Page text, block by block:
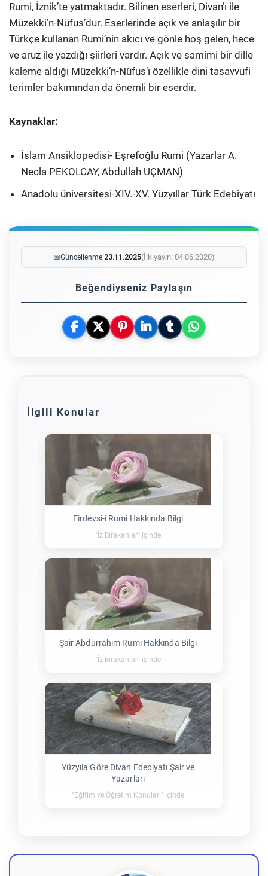
Rumi, İznik’te yatmaktadır. Bilinen eserleri, Divan’ı ile
Müzekki’n-Nüfus’dur. Eserlerinde açık ve anlaşılır bir
Türkçe kullanan Rumi’nin akıcı ve gönle hoş gelen, hece
ve aruz ile yazdığı şiirleri vardır. Açık ve samimi bir dille
kaleme aldığı Müzekki’n-Nüfus’ı özellikle dini tasavvufi
terimler bakımından da önemli bir eserdir.
Kaynaklar:
İslam Ansiklopedisi- Eşrefoğlu Rumi (Yazarlar A.
Necla PEKOLCAY, Abdullah UÇMAN)
Anadolu üniversitesi-XIV.-XV. Yüzyıllar Türk Edebiyatı
📅Güncellenme:23.11.2025(İlk yayın: 04.06.2020)
Beğendiyseniz Paylaşın
İlgili Konular
Firdevsi-i Rumi Hakkında Bilgi
"İz Bırakanlar" içinde
Şair Abdurrahim Rumi Hakkında Bilgi
"İz Bırakanlar" içinde
Yüzyıla Göre Divan Edebiyatı Şair ve
Yazarları
"Eğitim ve Öğretim Konuları" içinde